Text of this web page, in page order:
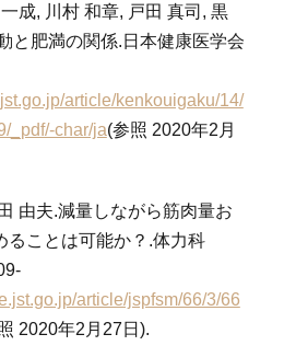
成, 川村 和章, 戸田 真司, 黒
と肥満の関係.日本健康医学会
article/kenkouigaku/14/
_pdf/-char/ja(参照 2020年2月
由夫.減量しながら筋肉量お
ることは可能か？.体力科
article/jspfsm/66/3/66
2020年2月27日).